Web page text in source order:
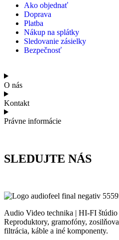
Ako objednať
Doprava
Platba
Nákup na splátky
Sledovanie zásielky
Bezpečnosť
O nás
Kontakt
Právne informácie
SLEDUJTE NÁS
Audio Video technika | HI-FI
Reproduktory, gramofóny,
filtrácia, káble a iné komponenty.